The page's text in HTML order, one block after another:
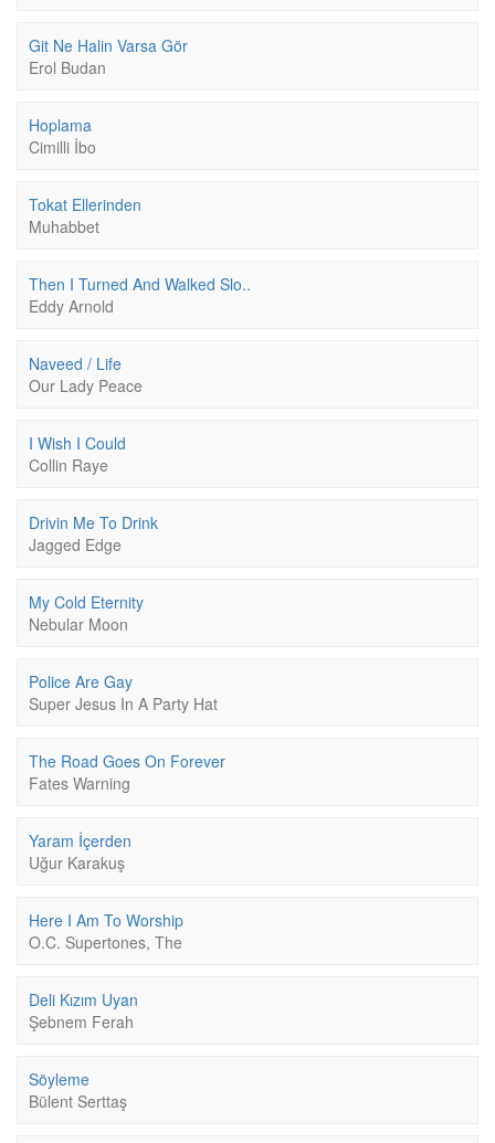
Git Ne Halin Varsa Gör
Erol Budan
Hoplama
Cimilli İbo
Tokat Ellerinden
Muhabbet
Then I Turned And Walked Slo..
Eddy Arnold
Naveed / Life
Our Lady Peace
I Wish I Could
Collin Raye
Drivin Me To Drink
Jagged Edge
My Cold Eternity
Nebular Moon
Police Are Gay
Super Jesus In A Party Hat
The Road Goes On Forever
Fates Warning
Yaram İçerden
Uğur Karakuş
Here I Am To Worship
O.C. Supertones, The
Deli Kızım Uyan
Şebnem Ferah
Söyleme
Bülent Serttaş